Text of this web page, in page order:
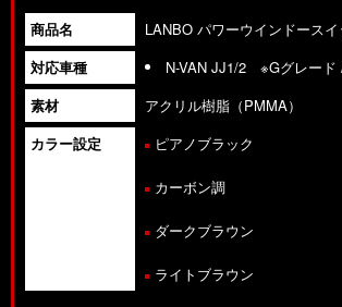
商品名
LANBO パワーウインドース
対応車種
N-VAN JJ1/2 ※Gグレー
素材
アクリル樹脂（PMMA）
カラー設定
ピアノブラック
カーボン調
ダークブラウン
ライトブラウン